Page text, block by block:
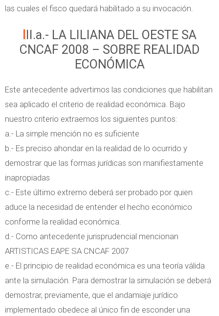
las cuales el fisco quedará habilitado a su invocación.
CNCAF 2008 – SOBRE REALIDAD
ECONÓMICA
Este antecedente advertimos las condiciones que habilitan
sea aplicado el criterio de realidad económica. Bajo
nuestro criterio extraemos los siguientes puntos:
a.- La simple mención no es suficiente
b.- Es preciso ahondar en la realidad de lo ocurrido y
demostrar que las formas jurídicas son manifiestamente
inapropiadas
c.- Este último extremo deberá ser probado por quien
aduce la necesidad de entender el hecho económico
conforme la realidad económica.
d.- Como antecedente jurisprudencial mencionan
ARTISTICAS EAPE SA CNCAF 2007
e.- El principio de realidad económica es una teoría válida
ante la simulación. Para demostrar la simulación se deberá
demostrar, previamente, que el andamiaje jurídico
implementado obedece al único fin de esconder una